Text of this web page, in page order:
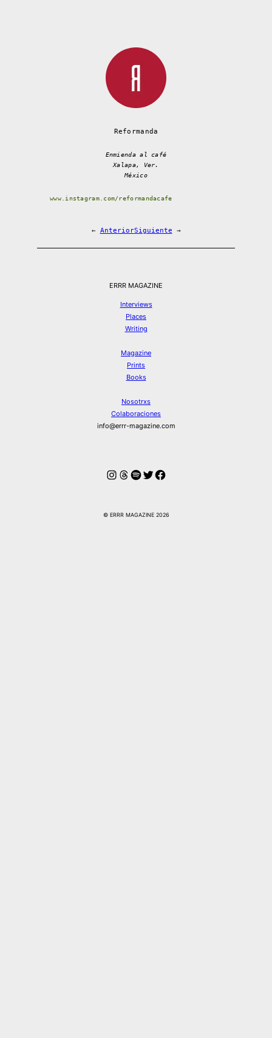
Reformanda
Enmienda al café
Xalapa, Ver.
México
www.instagram.com/reformandacafe
← AnteriorSiguiente →
ERRR MAGAZINE
Interviews
Places
Writing
Magazine
Prints
Books
Nosotrxs
Colaboraciones
info@errr-magazine.com
Instagram
Hilos
Spotify
Twitter
Facebook
© ERRR MAGAZINE 2026